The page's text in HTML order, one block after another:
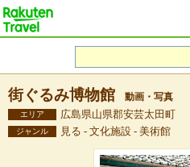
街ぐるみ博物館 動画・写真
エリア 広島県山県郡安芸太田町
ジャンル 見る - 文化施設 - 美術館